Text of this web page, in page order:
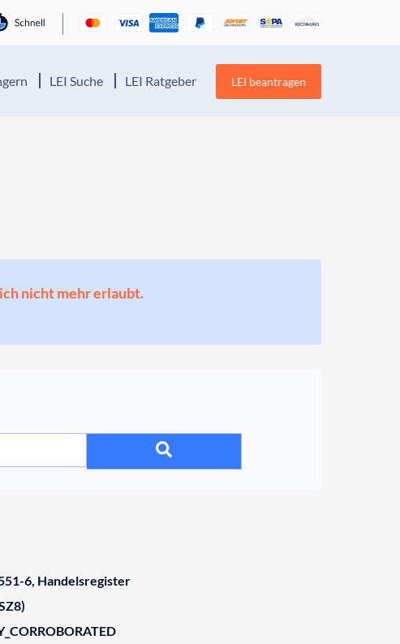
LEI Suche LEI Ratgeber LEI beantragen
nicht mehr erlaubt.
6, Handelsregister